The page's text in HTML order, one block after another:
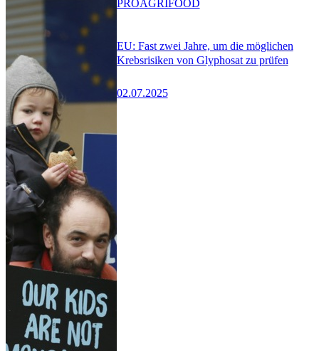
EU: Fast zwei Jahre, um die möglichen
Krebsrisiken von Glyphosat zu prüfen
02.07.2025
PROAGRIFOOD